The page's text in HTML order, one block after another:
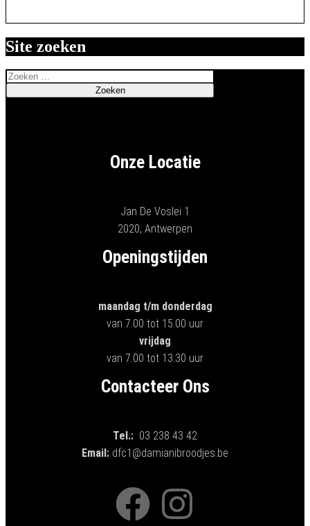
Site zoeken
Onze Locatie
Jan De Voslei 1
2020, Antwerpen
Openingstijden
maandag t/m donderdag
van 7.00 tot 15.00 uur
vrijdag
van 7.00 tot 13.30 uur
Contacteer Ons
Tel.: 03 238 43 42
Email: dfc1@damianibroodjes.be